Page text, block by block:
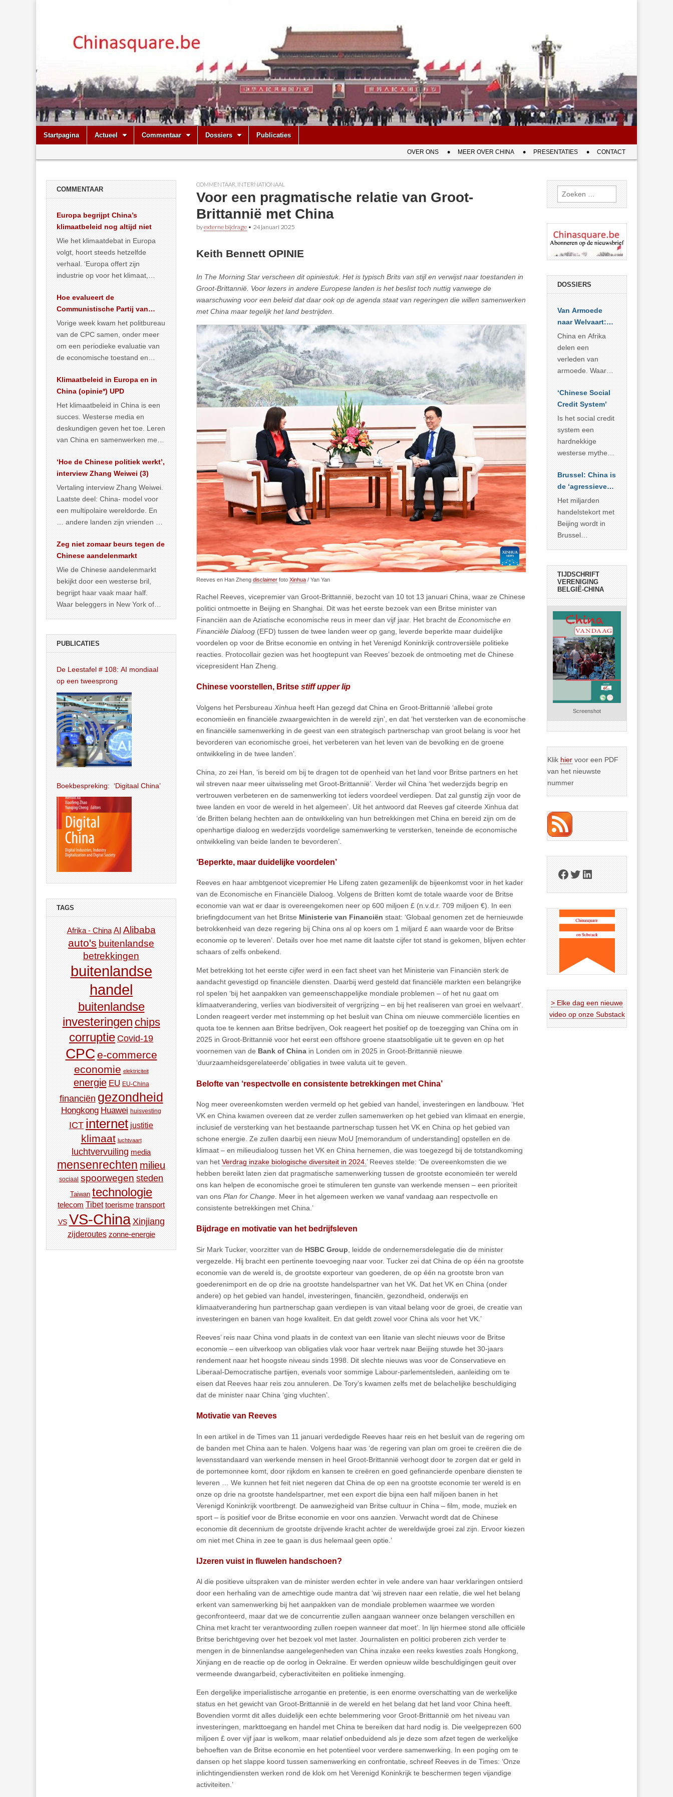
Chinasquare.be
Main
menu
Skip
Startpagina Actueel Commentaar Dossiers Publicaties
menu
OVER ONS MEER OVER CHINA PRESENTATIES CONTACT
COMMENTAAR INTERNATIONAAL
Voor een pragmatische relatie van Groot-
Brittannië met China
byexterne bijdrage • 24 januari 2025
Keith Bennett OPINIE
In The Morning Star verscheen dit opiniestuk. Het is typisch Brits van stijl en verwijst naar toestanden in
Groot-Brittannië. Voor lezers in andere Europese landen is het beslist toch nuttig vanwege de
waarschuwing voor een beleid dat daar ook op de agenda staat van regeringen die willen samenwerken
met China maar tegelijk het land bestrijden
Reeves en Han Zhengdisclaimer fotoXinhua / Yan Yan
Rachel Reeves, vicepremier van Groot-Brittannië, bezocht van 10 tot 13 januari China, waar ze Chinese
politici ontmoette in Beijing en Shanghai. Dit was het eerste bezoek van een Britse minister van
Financiën aan de Aziatische economische reus in meer dan vijf jaar. Het bracht de Economische en
Financiële Dialoog (EFD) tussen de twee landen weer op gang, leverde beperkte maar duidelijke
voordelen op voor de Britse economie en ontving in het Verenigd Koninkrijk controversiële politieke
reacties. Protocollair gezien was het hoogtepunt van Reeves’ bezoek de ontmoeting met de Chinese
vicepresident Han Zheng.
Chinese voorstellen, Britse stiff upper lip
Volgens het Persbureau Xinhua heeft Han gezegd dat China en Groot-Brittannië ‘allebei grote
economieën en financiële zwaargewichten in de wereld zijn’, en dat ‘het versterken van de economische
en financiële samenwerking in de geest van een strategisch partnerschap van groot belang is voor het
bevorderen van economische groei, het verbeteren van het leven van de bevolking en de groene
ontwikkeling in de twee landen’.
China, zo zei Han, ‘is bereid om bij te dragen tot de openheid van het land voor Britse partners en het
wil streven naar meer uitwisseling met Groot-Brittannië’. Verder wil China ‘het wederzijds begrip en
vertrouwen verbeteren en de samenwerking tot ieders voordeel verdiepen. Dat zal gunstig zijn voor de
twee landen en voor de wereld in het algemeen’. Uit het antwoord dat Reeves gaf citeerde Xinhua dat
‘de Britten belang hechten aan de ontwikkeling van hun betrekkingen met China en bereid zijn om de
openhartige dialoog en wederzijds voordelige samenwerking te versterken, teneinde de economische
ontwikkeling van beide landen te bevorderen’.
‘Beperkte, maar duidelijke voordelen’
Reeves en haar ambtgenoot vicepremier He Lifeng zaten gezamenlijk de bijeenkomst voor in het kader
van de Economische en Financiële Dialoog. Volgens de Britten komt de totale waarde voor de Britse
economie van wat er daar is overeengekomen neer op 600 miljoen £ (n.v.d.r. 709 miljoen €). In een
briefingdocument van het Britse Ministerie van Financiën staat: ‘Globaal genomen zet de hernieuwde
betrokkenheid van deze regering bij China ons al op koers om 1 miljard £ aan waarde voor de Britse
economie op te leveren’. Details over hoe met name dit laatste cijfer tot stand is gekomen, blijven echter
schaars of zelfs onbekend.
Met betrekking tot het eerste cijfer werd in een fact sheet van het Ministerie van Financiën sterk de
aandacht gevestigd op financiële diensten. Daarbij werd gesteld dat financiële markten een belangrijke
rol spelen ‘bij het aanpakken van gemeenschappelijke mondiale problemen – of het nu gaat om
klimaatverandering, verlies van biodiversiteit of vergrijzing – en bij het realiseren van groei en welvaart’.
Londen reageert verder met instemming op het besluit van China om nieuwe commerciële licenties en
quota toe te kennen aan Britse bedrijven, Ook reageert het positief op de toezegging van China om in
2025 in Groot-Brittannië voor het eerst een offshore groene staatsobligatie uit te geven en op het
voornemen van de Bank of China in Londen om in 2025 in Groot-Brittannië nieuwe
‘duurzaamheidsgerelateerde’ obligaties in twee valuta uit te geven.
Belofte van ‘respectvolle en consistente betrekkingen met China’
Nog meer overeenkomsten werden vermeld op het gebied van handel, investeringen en landbouw. ‘Het
VK en China kwamen overeen dat ze verder zullen samenwerken op het gebied van klimaat en energie,
inclusief de versterking van het bestaande partnerschap tussen het VK en China op het gebied van
schone energie. Ze zullen daarbij een nieuw MoU [memorandum of understanding] opstellen en de
klimaat – en milieudialoog tussen het VK en China hernemen, die was toegezegd bij de totstandkoming
van het Verdrag inzake biologische diversiteit in 2024. ’ Reeves stelde: ‘De overeenkomsten die we
hebben bereikt laten zien dat pragmatische samenwerking tussen de grootste economieën ter wereld
ons kan helpen de economische groei te stimuleren ten gunste van werkende mensen – een prioriteit
van ons Plan for Change . Meer in het algemeen werken we vanaf vandaag aan respectvolle en
consistente betrekkingen met China.’
Bijdrage en motivatie van het bedrijfsleven
Sir Mark Tucker, voorzitter van de HSBC Group , leidde de ondernemersdelegatie die de minister
vergezelde. Hij bracht een pertinente toevoeging naar voor. Tucker zei dat China de op één na grootste
economie van de wereld is, de grootste exporteur van goederen, de op één na grootste bron van
goederenimport en de op drie na grootste handelspartner van het VK. Dat het VK en China (onder
andere) op het gebied van handel, investeringen, financiën, gezondheid, onderwijs en
klimaatverandering hun partnerschap gaan verdiepen is van vitaal belang voor de groei, de creatie van
investeringen en banen van hoge kwaliteit. En dat geldt zowel voor China als voor het VK.’
Reeves’ reis naar China vond plaats in de context van een litanie van slecht nieuws voor de Britse
economie – een uitverkoop van obligaties vlak voor haar vertrek naar Beijing stuwde het 30-jaars
rendement naar het hoogste niveau sinds 1998. Dit slechte nieuws was voor de Conservatieve en
Liberaal-Democratische partijen, evenals voor sommige Labour-parlementsleden, aanleiding om te
eisen dat Reeves haar reis zou annuleren. De Tory’s kwamen zelfs met de belachelijke beschuldiging
dat de minister naar China ‘ging vluchten’.
Motivatie van Reeves
In een artikel in de Times van 11 januari verdedigde Reeves haar reis en het besluit van de regering om
de banden met China aan te halen. Volgens haar was ‘de regering van plan om groei te creëren die de
levensstandaard van werkende mensen in heel Groot-Brittannië verhoogt door te zorgen dat er geld in
de portemonnee komt, door rijkdom en kansen te creëren en goed gefinancierde openbare diensten te
leveren … We kunnen het feit niet negeren dat China de op een na grootste economie ter wereld is en
onze op drie na grootste handelspartner, met een export die bijna een half miljoen banen in het
Verenigd Koninkrijk voortbrengt. De aanwezigheid van Britse cultuur in China – film, mode, muziek en
sport – is positief voor de Britse economie en voor ons aanzien. Verwacht wordt dat de Chinese
economie dit decennium de grootste drijvende kracht achter de wereldwijde groei zal zijn. Ervoor kiezen
om niet met China in zee te gaan is dus helemaal geen optie.’
IJzeren vuist in fluwelen handschoen?
Al die positieve uitspraken van de minister werden echter in vele andere van haar verklaringen ontsierd
door een herhaling van de amechtige oude mantra dat ‘wij streven naar een relatie, die wel het belang
erkent van samenwerking bij het aanpakken van de mondiale problemen waarmee we worden
geconfronteerd, maar dat we de concurrentie zullen aangaan wanneer onze belangen verschillen en
China met kracht ter verantwoording zullen roepen wanneer dat moet’. In lijn hiermee stond alle officiële
Britse berichtgeving over het bezoek vol met laster. Journalisten en politici proberen zich verder te
mengen in de binnenlandse aangelegenheden van China inzake een reeks kwesties zoals Hongkong,
Xinjiang en de reactie op de oorlog in Oekraïne. Er werden opnieuw wilde beschuldigingen geuit over
vermeende dwangarbeid, cyberactiviteiten en politieke inmenging.
Een dergelijke imperialistische arrogantie en pretentie, is een enorme overschatting van de werkelijke
status en het gewicht van Groot-Brittannië in de wereld en het belang dat het land voor China heeft.
Bovendien vormt dit alles duidelijk een echte belemmering voor Groot-Brittannië om het niveau van
investeringen, markttoegang en handel met China te bereiken dat hard nodig is. Die veelgeprezen 600
miljoen £ over vijf jaar is welkom, maar relatief onbeduidend als je deze som afzet tegen de werkelijke
behoeften van de Britse economie en het potentieel voor verdere samenwerking. In een poging om te
dansen op het slappe koord tussen samenwerking en confrontatie, schreef Reeves in de Times: ‘Onze
inlichtingendiensten werken rond de klok om het Verenigd Koninkrijk te beschermen tegen vijandige
activiteiten.’
COMMENTAAR
Europa begrijpt China’s
klimaatbeleid nog altijd niet
Wie het klimaatdebat in Europa
volgt, hoort steeds hetzelfde
verhaal. ‘Europa offert zijn
industrie op voor het klimaat,
vergroening… >> lees meer
Hoe evalueert de
Communistische Partij van
China de economische
toestand?
Vorige week kwam het politbureau
van de CPC samen, onder meer
om een periodieke evaluatie van
de economische toestand en
publiceerden… >> lees meer
Klimaatbeleid in Europa en in
China (opinie*) UPD
Het klimaatbeleid in China is een
succes. Westerse media en
deskundigen geven het toe. Leren
van China en samenwerken met
… >> lees meer
‘Hoe de Chinese politiek werkt’,
interview Zhang Weiwei (3)
Vertaling interview Zhang Weiwei.
Laatste deel: China- model voor
een multipolaire wereldorde. En
… andere landen zijn vrienden of
Zeg niet zomaar beurs tegen de
Chinese aandelenmarkt
Wie de Chinese aandelenmarkt
bekijkt door een westerse bril,
begrijpt haar vaak maar half.
Waar beleggers in New York of
PUBLICATIES
De Leestafel # 108: AI mondiaal
op een tweesprong
Boekbespreking: ‘Digitaal China’
TAGS
Afrika - China AI Alibaba
auto's buitenlandse
betrekkingen
buitenlandse
handel
buitenlandse
investeringen chips
corruptie Covid-19
CPC e-commerce
economie elektriciteit
energie EU EU-China
financiën gezondheid
Hongkong Huawei huisvesting
ICT internet justitie
klimaat luchtvaart
luchtvervuiling media
mensenrechten milieu
sociaal spoorwegen steden
Taiwan technologie
telecom Tibet toerisme transport
VS VS-China Xinjiang
zijderoutes zonne-energie
Zoeken
naar:
DOSSIERS
Van Armoede
naar Welvaart:
Wat Afrika kan
leren van
China’s
economisch
China en Afrika
delen een
verleden van
armoede. Waar
voorbije veertig
jaar in slaagde
meer dan 800
miljoen mensen
uit de armoede
… >> lees meer
‘Chinese Social
Credit System’
Is het social credit
system een
hardnekkige
westerse mythe of
realiteit in China?
Brussel: China is
de ‘agressieve
schuldige’
Het miljarden
handelstekort met
Beijing wordt in
Brussel
economische
agressie. In
werkelijkheid
verhult die
spectaculaire
rekensom vooral
de industriële
achterstand die
… >> lees meer
TIJDSCHRIFT
VERENIGING
BELGIË-CHINA
Screenshot
Klik hier voor een PDF
van het nieuwste
nummer
Facebook
Twitter
LinkedIn
> Elke dag een nieuwe
video op onze Substack